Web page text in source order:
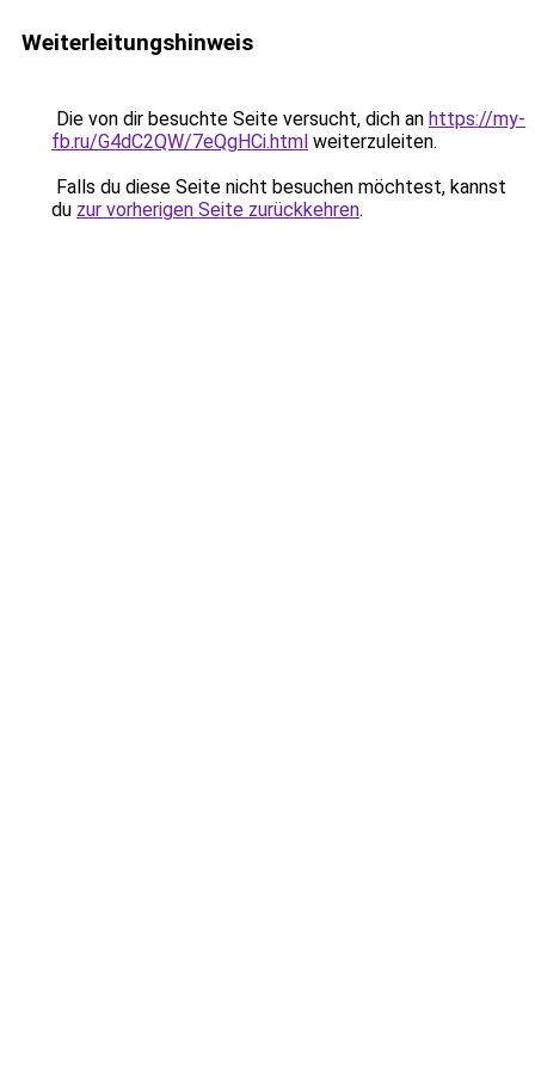
Weiterleitungshinweis
Die von dir besuchte Seite versucht, dich an https://my-
fb.ru/G4dC2QW/7eQgHCi.html weiterzuleiten.
Falls du diese Seite nicht besuchen möchtest, kannst
du zur vorherigen Seite zurückkehren.